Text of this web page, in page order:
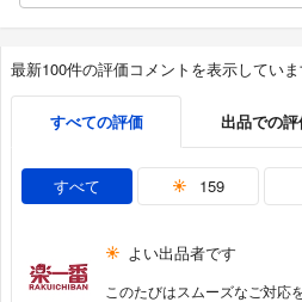
最新100件の評価コメントを表示してい
すべての評価 出品での評
すべて 159
よい出品者です
このたびはスムーズなご対応